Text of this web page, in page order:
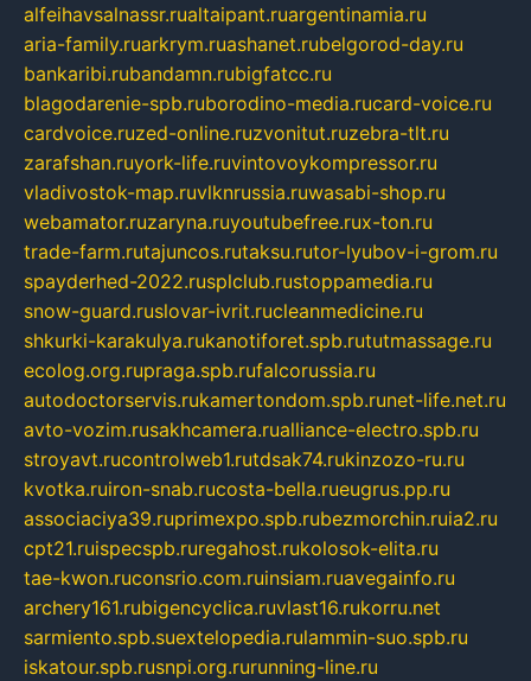
alfeihavsalnassr.rualtaipant.ruargentinamia.ru
aria-family.ruarkrym.ruashanet.rubelgorod-day.ru
bankaribi.rubandamn.rubigfatcc.ru
blagodarenie-spb.ruborodino-media.rucard-voice.ru
cardvoice.ruzed-online.ruzvonitut.ruzebra-tlt.ru
zarafshan.ruyork-life.ruvintovoykompressor.ru
vladivostok-map.ruvlknrussia.ruwasabi-shop.ru
webamator.ruzaryna.ruyoutubefree.rux-ton.ru
trade-farm.rutajuncos.rutaksu.rutor-lyubov-i-grom.ru
spayderhed-2022.rusplclub.rustoppamedia.ru
snow-guard.ruslovar-ivrit.rucleanmedicine.ru
shkurki-karakulya.rukanotiforet.spb.rututmassage.ru
ecolog.org.rupraga.spb.rufalcorussia.ru
autodoctorservis.rukamertondom.spb.runet-life.net.ru
avto-vozim.rusakhcamera.rualliance-electro.spb.ru
stroyavt.rucontrolweb1.rutdsak74.rukinzozo-ru.ru
kvotka.ruiron-snab.rucosta-bella.rueugrus.pp.ru
associaciya39.ruprimexpo.spb.rubezmorchin.ruia2.ru
cpt21.ruispecspb.ruregahost.rukolosok-elita.ru
tae-kwon.ruconsrio.com.ruinsiam.ruavegainfo.ru
archery161.rubigencyclica.ruvlast16.rukorru.net
sarmiento.spb.suextelopedia.rulammin-suo.spb.ru
iskatour.spb.rusnpi.org.rurunning-line.ru